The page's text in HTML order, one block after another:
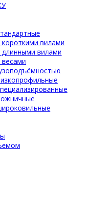
короткими вилами
длинными вилами
весами